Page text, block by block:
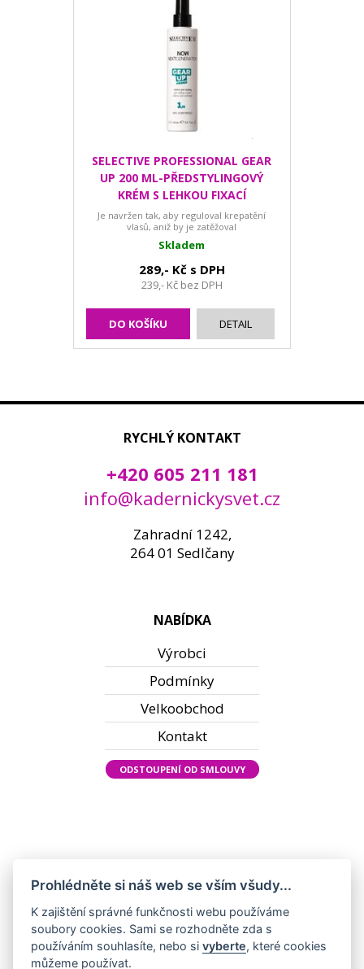
SELECTIVE PROFESSIONAL GEAR
UP 200 ML-PŘEDSTYLINGOVÝ
KRÉM S LEHKOU FIXACÍ
Je navržen tak, aby reguloval krepatění
vlasů, aniž by je zatěžoval
Skladem
289,- Kč s DPH
239,- Kč bez DPH
DO KOŠÍKU DETAIL
RYCHLÝ KONTAKT
+420 605 211 181
info@kadernickysvet.cz
Zahradní 1242,
264 01 Sedlčany
NABÍDKA
Výrobci
Podmínky
Velkoobchod
Kontakt
ODSTOUPENÍ OD SMLOUVY
Prohlédněte si náš web se vším všudy...
K zajištění správné funkčnosti webu používáme
soubory cookies. Sami se rozhodněte zda s
používáním souhlasíte, nebo sivyberte, které cookies
můžeme používat.